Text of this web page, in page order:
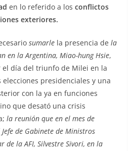
en lo referido a los conflictos
exteriores.
sumarle la presencia de la
en la Argentina, Miao-hung Hsie,
el día del triunfo de Milei en la
presidenciales y una
con la ya en funciones
que desató una crisis
la reunión que en el mes de
de Gabinete de Ministros
de la AFI, Silvestre Sivori, en la